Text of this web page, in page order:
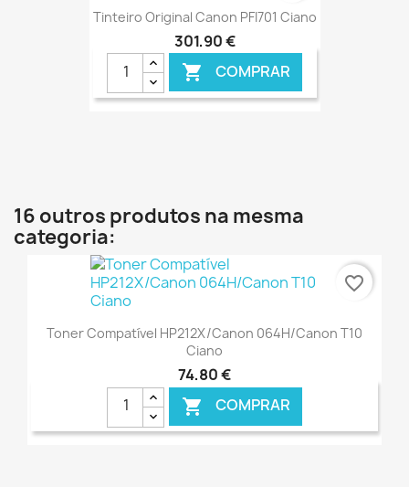
Tinteiro Original Canon PFI701 Ciano
301,90 €
 COMPRAR
16 outros produtos na mesma
categoria:
Toner Compatível HP212X/Canon 064H/Canon T10
Ciano
74,80 €
 COMPRAR
favorite_border